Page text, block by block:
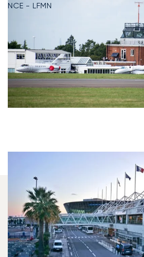
NCE - LFMN
Welche Privatjets
Häufigsten
Und Nizza